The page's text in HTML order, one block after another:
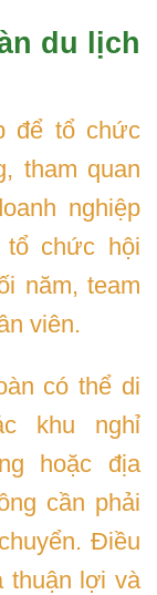
du lịch
để tổ chức
tham quan
nghiệp
chức hội
năm, team
viên.
có thể di
khu nghỉ
hoặc địa
cần phải
Điều
thuận lợi và